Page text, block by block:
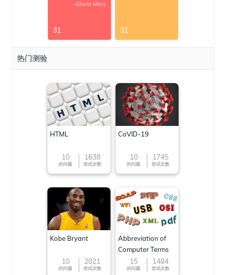
-Gloria Mary
31 31
热门测验
HTML
10
的问题
1638
尝试次数
CoVID-19
10
的问题
1745
尝试次数
Kobe Bryant
10
的问题
2021
尝试次数
Abbreviation of
Computer Terms
15
的问题
1484
尝试次数